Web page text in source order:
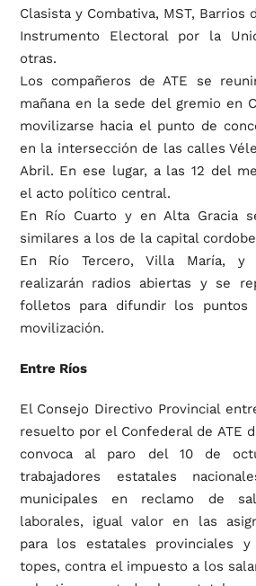
Clasista y Combativa, MST, Barrios
Instrumento Electoral por la
otras.
Los compañeros de ATE se
mañana en la sede del gremio en
movilizarse hacia el punto de
en la intersección de las calles
Abril. En ese lugar, a las 12 del
el acto político central.
En Río Cuarto y en Alta Gracia
similares a los de la capital
En Río Tercero, Villa María, y
realizarán radios abiertas y se
folletos para difundir los
movilización.
Entre Ríos
El Consejo Directivo Provincial
resuelto por el Confederal de ATE
convoca al paro del 10 de
trabajadores estatales
municipales en reclamo de
laborales, igual valor en las
para los estatales provinciales
topes, contra el impuesto a los